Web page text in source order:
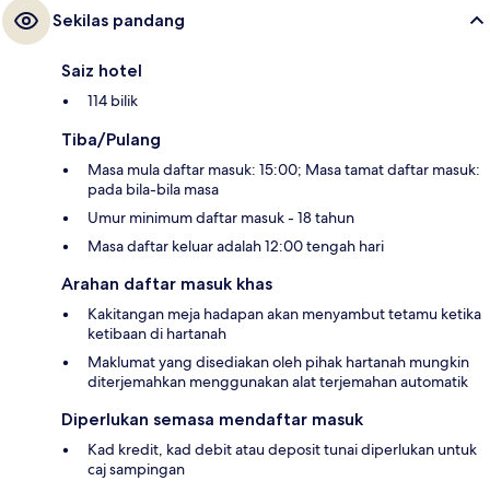
Sekilas pandang
Saiz hotel
114 bilik
Tiba/Pulang
Masa mula daftar masuk: 15:00; Masa tamat daftar masuk:
pada bila-bila masa
Umur minimum daftar masuk - 18 tahun
Masa daftar keluar adalah 12:00 tengah hari
Arahan daftar masuk khas
Kakitangan meja hadapan akan menyambut tetamu ketika
ketibaan di hartanah
Maklumat yang disediakan oleh pihak hartanah mungkin
diterjemahkan menggunakan alat terjemahan automatik
Diperlukan semasa mendaftar masuk
Kad kredit, kad debit atau deposit tunai diperlukan untuk
caj sampingan